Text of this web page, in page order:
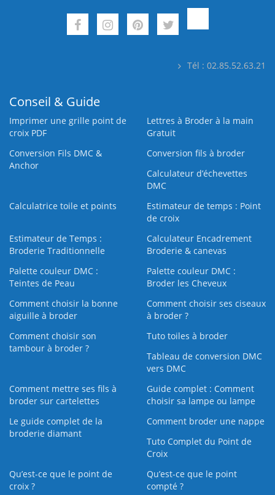
Tél : 02.85.52.63.21
Conseil & Guide
Imprimer une grille point de
croix PDF
Lettres à Broder à la main
Gratuit
Conversion Fils DMC &
Anchor
Conversion fils à broder
Calculateur d’échevettes
DMC
Calculatrice toile et points
Estimateur de temps : Point
de croix
Estimateur de Temps :
Broderie Traditionnelle
Calculateur Encadrement
Broderie & canevas
Palette couleur DMC :
Teintes de Peau
Palette couleur DMC :
Broder les Cheveux
Comment choisir la bonne
aiguille à broder
Comment choisir ses ciseaux
à broder ?
Comment choisir son
tambour à broder ?
Tuto toiles à broder
Tableau de conversion DMC
vers DMC
Comment mettre ses fils à
broder sur cartelettes
Guide complet : Comment
choisir sa lampe ou lampe
Le guide complet de la
broderie diamant
Comment broder une nappe
Tuto Complet du Point de
Croix
Qu’est-ce que le point de
croix ?
Qu’est-ce que le point
compté ?